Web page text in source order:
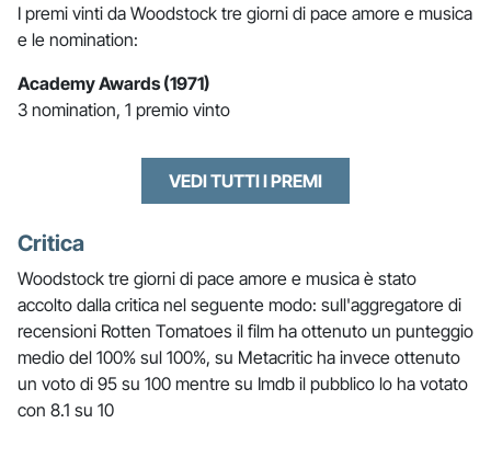
I premi vinti da Woodstock tre giorni di pace amore e musica
e le nomination:
Academy Awards (1971)
3 nomination, 1 premio vinto
VEDI TUTTI I PREMI
Critica
Woodstock tre giorni di pace amore e musica è stato
accolto dalla critica nel seguente modo: sull'aggregatore di
recensioni Rotten Tomatoes il film ha ottenuto un punteggio
medio del 100% sul 100%, su Metacritic ha invece ottenuto
un voto di 95 su 100 mentre su Imdb il pubblico lo ha votato
con 8.1 su 10